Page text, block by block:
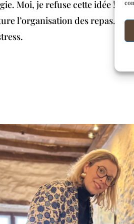
Moi, je refuse cette idée !
l’organisation des repas.